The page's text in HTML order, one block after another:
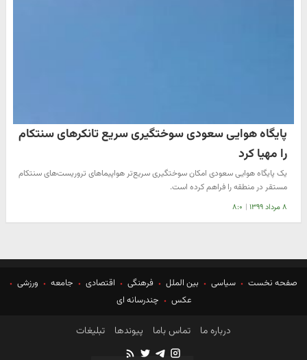
پایگاه هوایی سعودی سوختگیری سریع تانکرهای سنتکام
را مهیا کرد
یک پایگاه هوایی سعودی امکان سوختگیری سریع‌تر هواپیماهای تروریست‌های سنتکام
مستقر در منطقه را فراهم کرده است.
۸ مرداد ۱۳۹۹ | ۸:۰
صفحه نخست سیاسی بین الملل فرهنگی اقتصادی جامعه
ورزشی
عکس
چندرسانه ای
درباره ما تماس باما پیوندها تبلیغات